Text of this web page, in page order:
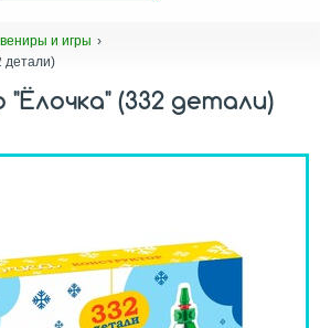
и игры
детали)
(332 детали)